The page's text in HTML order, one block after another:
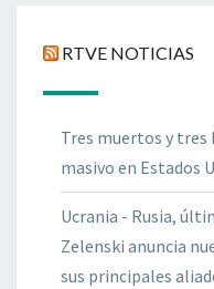
RTVE NOTICIAS
Tres muertos y
masivo en Estados
Ucrania - Rusia,
Zelenski anuncia
sus principales